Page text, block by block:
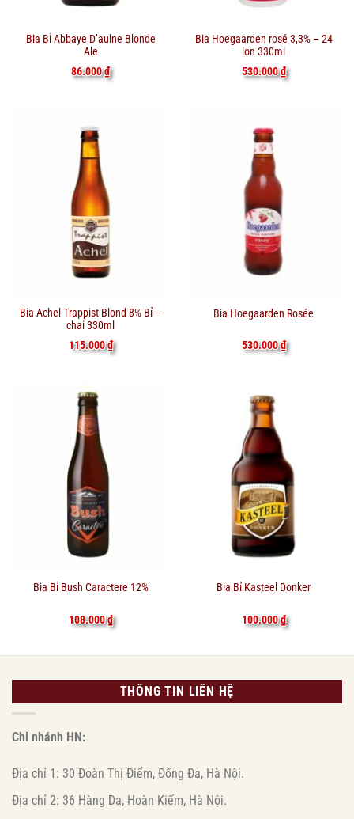
Bia Bỉ Abbaye D’aulne Blonde
Ale
86.000₫
Bia Hoegaarden rosé 3,3% – 24
lon 330ml
530.000₫
Bia Achel Trappist Blond 8% Bỉ –
chai 330ml
115.000₫
Bia Hoegaarden Rosée
530.000₫
Bia Bỉ Bush Caractere 12%
108.000₫
Bia Bỉ Kasteel Donker
100.000₫
THÔNG TIN LIÊN HỆ
Chi nhánh HN:
Địa chỉ 1: 30 Đoàn Thị Điểm, Đống Đa, Hà Nội.
Địa chỉ 2: 36 Hàng Da, Hoàn Kiếm, Hà Nội.